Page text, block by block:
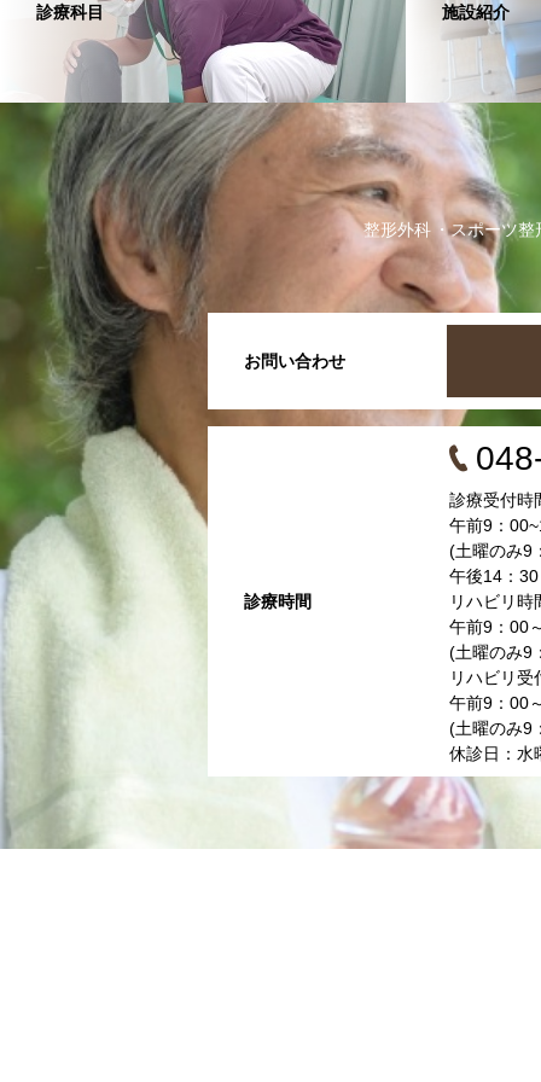
診療科目 施設紹介
整形外科 スポーツ整
お問い合わせ
診療時間
診療受付時
午前9：
(土曜のみ9
午後14：
リハビリ時
午前9：00
(土曜のみ9
リハビリ受
午前9：00
(土曜のみ9
休診日：水